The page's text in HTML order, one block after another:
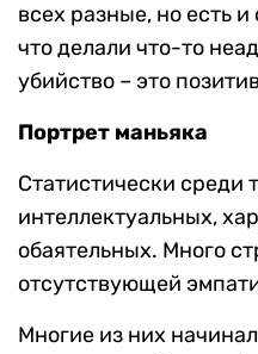
всех разные, но есть
что делали что-то
убийство – это
Портрет маньяка
Статистически среди
интеллектуальных,
обаятельных. Много
отсутствующей
Многие из них